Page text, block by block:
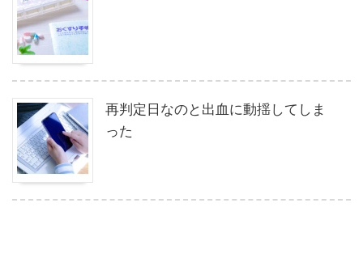
再判定日なのと出血に動揺してしま
った